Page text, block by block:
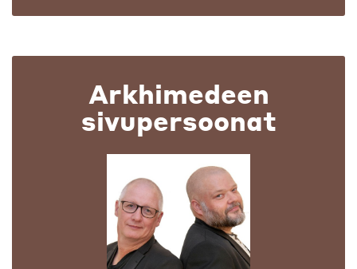
Arkhimedeen
sivupersoonat